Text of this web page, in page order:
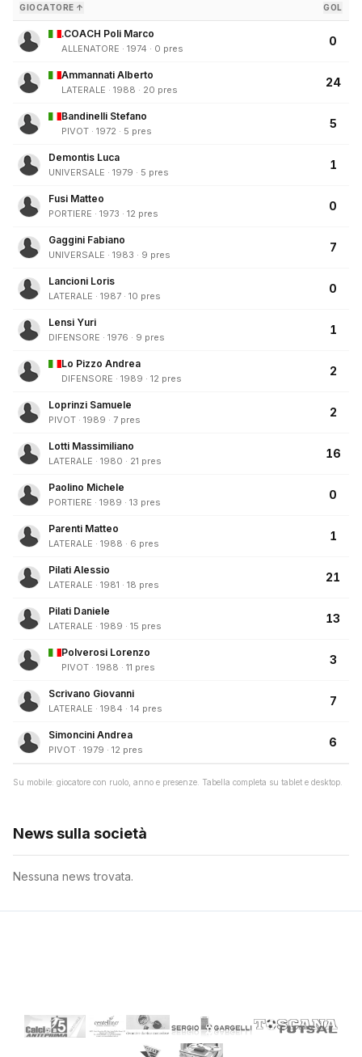
GIOCATORE ↑ GOL
.COACH Poli Marco
ALLENATORE · 1974 · 0 pres
0
Ammannati Alberto
LATERALE · 1988 · 20 pres
24
Bandinelli Stefano
PIVOT · 1972 · 5 pres
5
Demontis Luca
UNIVERSALE · 1979 · 5 pres
1
Fusi Matteo
PORTIERE · 1973 · 12 pres
0
Gaggini Fabiano
UNIVERSALE · 1983 · 9 pres
7
Lancioni Loris
LATERALE · 1987 · 10 pres
0
Lensi Yuri
DIFENSORE · 1976 · 9 pres
1
Lo Pizzo Andrea
DIFENSORE · 1989 · 12 pres
2
Loprinzi Samuele
PIVOT · 1989 · 7 pres
2
Lotti Massimiliano
LATERALE · 1980 · 21 pres
16
Paolino Michele
PORTIERE · 1989 · 13 pres
0
Parenti Matteo
LATERALE · 1988 · 6 pres
1
Pilati Alessio
LATERALE · 1981 · 18 pres
21
Pilati Daniele
LATERALE · 1989 · 15 pres
13
Polverosi Lorenzo
PIVOT · 1988 · 11 pres
3
Scrivano Giovanni
LATERALE · 1984 · 14 pres
7
Simoncini Andrea
PIVOT · 1979 · 12 pres
6
Su mobile: giocatore con ruolo, anno e presenze. Tabella completa su tablet e desktop.
News sulla società
Nessuna news trovata.